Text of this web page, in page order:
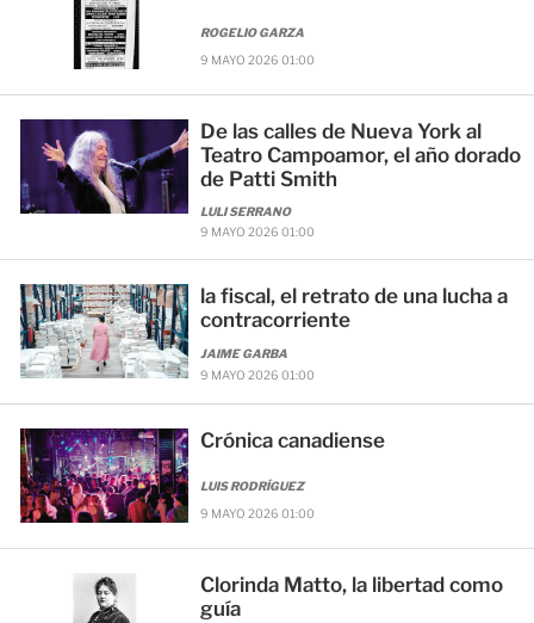
ROGELIO GARZA
9 MAYO 2026 01:00
De las calles de Nueva York al
Teatro Campoamor, el año dorado
de Patti Smith
LULI SERRANO
9 MAYO 2026 01:00
la fiscal, el retrato de una lucha a
contracorriente
JAIME GARBA
9 MAYO 2026 01:00
Crónica canadiense
LUIS RODRÍGUEZ
9 MAYO 2026 01:00
Clorinda Matto, la libertad como
guía